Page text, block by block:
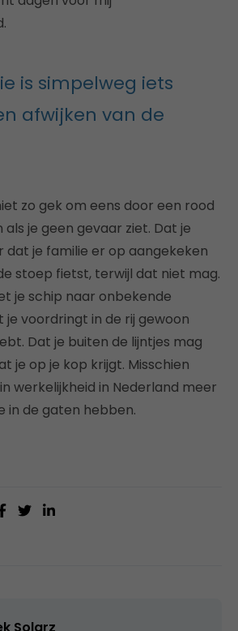
is simpelweg iets
afwijken van de
zo gek om eens door een rood
je geen gevaar ziet. Dat je
dat je familie er op aangekeken
stoep fietst, terwijl dat niet mag.
je schip naar onbekende
je voordringt in de rij gewoon
Dat je buiten de lijntjes mag
je op je kop krijgt. Misschien
werkelijkheid in Nederland meer
in de gaten hebben.